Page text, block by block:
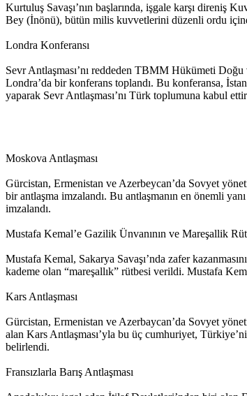
Kurtuluş Savaşı’nın başlarında, işgale karşı direniş
Bey (İnönü), bütün milis kuvvetlerini düzenli ordu
Londra Konferansı
Sevr Antlaşması’nı reddeden TBMM Hükümeti
Londra’da bir konferans toplandı. Bu konferansa,
yaparak Sevr Antlaşması’nı Türk toplumuna kabul
Moskova Antlaşması
Gürcistan, Ermenistan ve Azerbeycan’da Sovyet
bir antlaşma imzalandı. Bu antlaşmanın en önemli
imzalandı.
Mustafa Kemal’e Gazilik Ünvanının ve Mareşallik
Mustafa Kemal, Sakarya Savaşı’nda zafer
kademe olan “mareşallık” rütbesi verildi. Mustafa
Kars Antlaşması
Gürcistan, Ermenistan ve Azerbaycan’da Sovyet
alan Kars Antlaşması’yla bu üç cumhuriyet,
belirlendi.
Fransızlarla Barış Antlaşması